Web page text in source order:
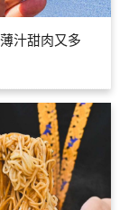
汁甜肉又多